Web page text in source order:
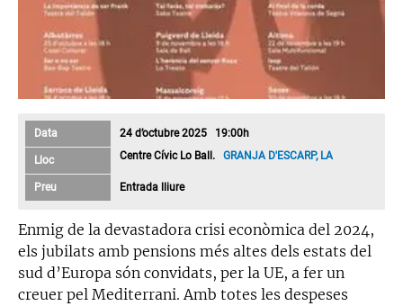
Data 24 d’octubre 2025 19:00h
Lloc Centre Cívic Lo Ball.GRANJA D'ESCARP, LA
Preu Entrada lliure
Enmig de la devastadora crisi econòmica del 2024,
els jubilats amb pensions més altes dels estats del
sud d’Europa són convidats, per la UE, a fer un
creuer pel Mediterrani. Amb totes les despeses